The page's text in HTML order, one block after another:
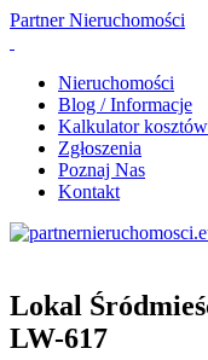
PartnerNieruchomości
Nieruchomości
Blog / Informacje
Kalkulator kosztów
Zgłoszenia
Poznaj Nas
Kontakt
Lokal
LW-617